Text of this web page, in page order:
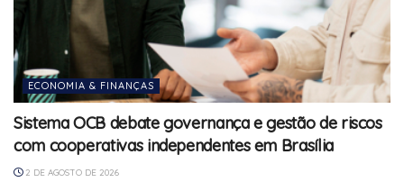
ECONOMIA & FINANÇAS
Sistema OCB debate governança e gestão de riscos
com cooperativas independentes em Brasília
2 DE AGOSTO DE 2026